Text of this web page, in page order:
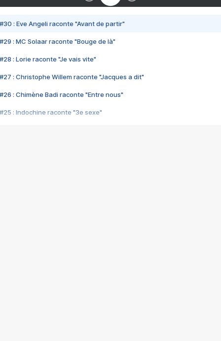
#30 : Eve Angeli raconte "Avant de partir"
#29 : MC Solaar raconte "Bouge de là"
#28 : Lorie raconte "Je vais vite"
#27 : Christophe Willem raconte "Jacques a dit"
#26 : Chimène Badi raconte "Entre nous"
#25 : Indochine raconte "3e sexe"